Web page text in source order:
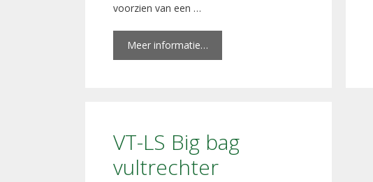
voorzien van een …
Meer informatie…
VT-LS Big bag
vultrechter